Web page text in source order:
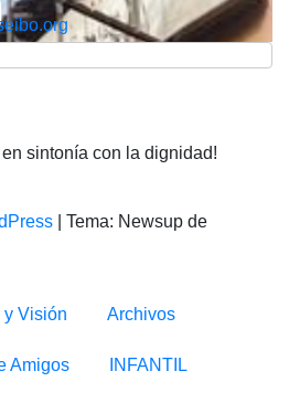
sintonía con la dignidad!
Tema: Newsup de
y Visión Archivos
Amigos INFANTIL